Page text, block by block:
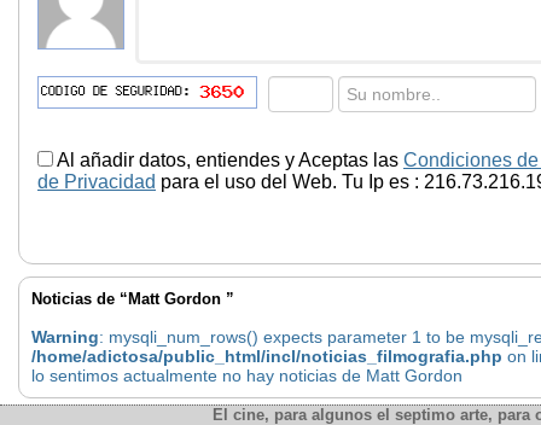
Al añadir datos, entiendes y Aceptas las Condiciones
de Privacidad para el uso del Web. Tu Ip es :
Noticias de “Matt Gordon ”
Warning: mysqli_num_rows() expects parameter 1 to be
/home/adictosa/public_html/incl/noticias_filmografia.php on
lo sentimos actualmente no hay noticias de Matt Gordon
El cine, para algunos el septimo arte,